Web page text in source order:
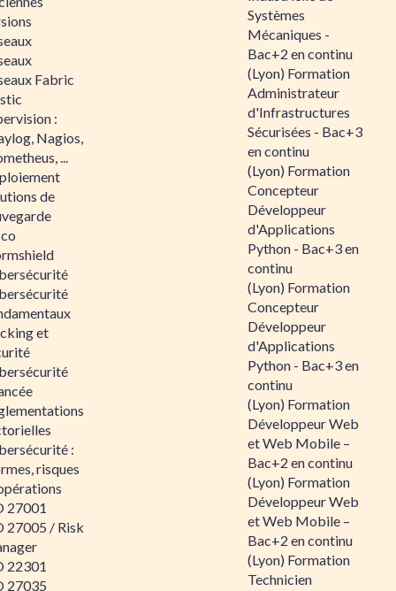
Fabric
:
Nagios,
...
de
et
:
risques
27001
27005 / Risk
22301
27035
Systèmes
Mécaniques -
Bac+2 en continu
(Lyon) Formation
Administrateur
d'Infrastructures
Sécurisées - Bac+3
en continu
(Lyon) Formation
Concepteur
Développeur
d'Applications
Python - Bac+3 en
continu
(Lyon) Formation
Concepteur
Développeur
d'Applications
Python - Bac+3 en
continu
(Lyon) Formation
Développeur Web
et Web Mobile –
Bac+2 en continu
(Lyon) Formation
Développeur Web
et Web Mobile –
Bac+2 en continu
(Lyon) Formation
Technicien